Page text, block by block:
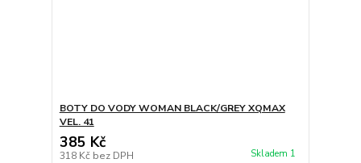
BOTY DO VODY WOMAN BLACK/GREY XQMAX
VEL. 41
385 Kč
318 Kč bez DPH Skladem 1